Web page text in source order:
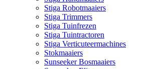
Stiga Robotmaaiers
Stiga Trimmers
Stiga Tuinfrezen
Stiga Tuintractoren
Stiga Verticuteermachines
Stokmaaiers
Sunseeker Bosmaaiers